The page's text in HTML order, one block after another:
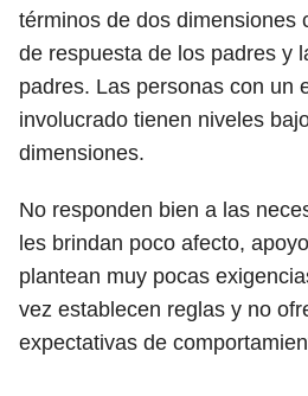
términos de dos dimensiones
de respuesta de los padres y
padres. Las personas con un
involucrado tienen niveles
dimensiones.
No responden bien a las
les brindan poco afecto,
plantean muy pocas
vez establecen reglas y no
expectativas de